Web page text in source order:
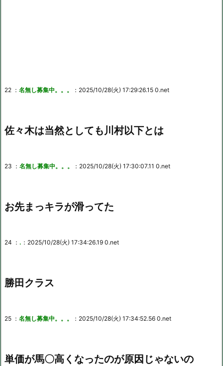
22 ： 名無し募集中。。。 ：2025/10/28(火) 17:29:26.15 0.net
佐々木は当然としても川村以下とは
23 ： 名無し募集中。。。 ：2025/10/28(火) 17:30:07.11 0.net
お先まっキラが滑ってた
24 ： . ：2025/10/28(火) 17:34:26.19 0.net
勝田クラス
25 ： 名無し募集中。。。 ：2025/10/28(火) 17:34:52.56 0.net
単価が馬〇高くなったのが原因じゃないの